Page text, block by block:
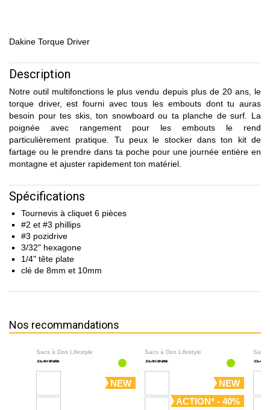
Dakine Torque Driver
Description
Notre outil multifonctions le plus vendu depuis plus de 20 ans, le
torque driver, est fourni avec tous les embouts dont tu auras
besoin pour tes skis, ton snowboard ou ta planche de surf. La
poignée avec rangement pour les embouts le rend
particulièrement pratique. Tu peux le stocker dans ton kit de
fartage ou le prendre dans ta poche pour une journée entière en
montagne et ajuster rapidement ton matériel.
Spécifications
Tournevis à cliquet 6 pièces
#2 et #3 phillips
#3 pozidrive
3/32" hexagone
1/4" tête plate
clé de 8mm et 10mm
Nos recommandations
Sacs à Dos Lifestyle
NEW
Sacs à Dos Lifestyle
NEW
ACTION* - 40%
Sacs